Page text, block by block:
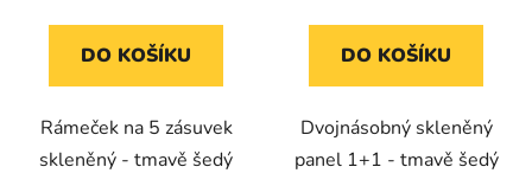
DO KOŠÍKU
Rámeček na 5 zásuvek
skleněný - tmavě šedý
DO KOŠÍKU
Dvojnásobný skleněný
panel 1+1 - tmavě šedý